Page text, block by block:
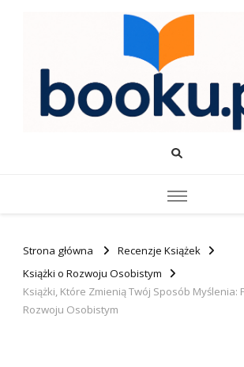
Booku.pl – Wiedza i
Strona główna
Recenzje Książek
Książki o Rozwoju Osobistym
Książki, Które Zmienią Twój Sposób Myślenia:
Rozwoju Osobistym